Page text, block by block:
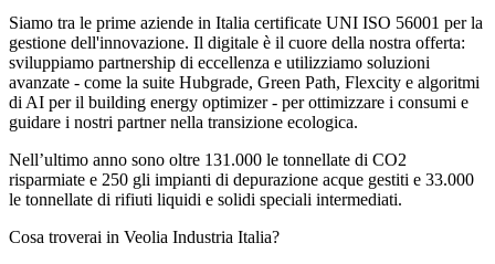
Siamo tra le prime aziende in Italia certificate UNI ISO 56001 per la
gestione dell'innovazione. Il digitale è il cuore della nostra offerta:
sviluppiamo partnership di eccellenza e utilizziamo soluzioni
avanzate - come la suite Hubgrade, Green Path, Flexcity e algoritmi
di AI per il building energy optimizer - per ottimizzare i consumi e
guidare i nostri partner nella transizione ecologica.
Nell’ultimo anno sono oltre 131.000 le tonnellate di CO2
risparmiate e 250 gli impianti di depurazione acque gestiti e 33.000
le tonnellate di rifiuti liquidi e solidi speciali intermediati.
Cosa troverai in Veolia Industria Italia?